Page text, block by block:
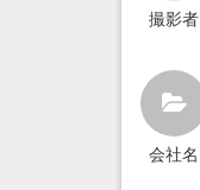
撮影者
会社名